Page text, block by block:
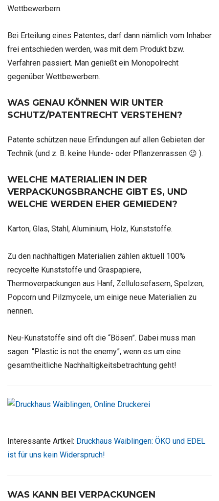
Wettbewerbern.
Bei Erteilung eines Patentes, darf dann nämlich vom Inhaber
frei entschieden werden, was mit dem Produkt bzw.
Verfahren passiert. Man genießt ein Monopolrecht
gegenüber Wettbewerbern.
WAS GENAU KÖNNEN WIR UNTER
SCHUTZ/PATENTRECHT VERSTEHEN?
Patente schützen neue Erfindungen auf allen Gebieten der
Technik (und z. B. keine Hunde- oder Pflanzenrassen 😉 ).
WELCHE MATERIALIEN IN DER
VERPACKUNGSBRANCHE GIBT ES, UND
WELCHE WERDEN EHER GEMIEDEN?
Karton, Glas, Stahl, Aluminium, Holz, Kunststoffe.
Zu den nachhaltigen Materialien zählen aktuell 100%
recycelte Kunststoffe und Graspapiere,
Thermoverpackungen aus Hanf, Zellulosefasern, Spelzen,
Popcorn und Pilzmycele, um einige neue Materialien zu
nennen.
Neu-Kunststoffe sind oft die “Bösen”. Dabei muss man
sagen: “Plastic is not the enemy”, wenn es um eine
gesamtheitliche Nachhaltigkeitsbetrachtung geht!
Interessante Artkel: Druckhaus Waiblingen: ÖKO und EDEL
ist für uns kein Widerspruch!
WAS KANN BEI VERPACKUNGEN